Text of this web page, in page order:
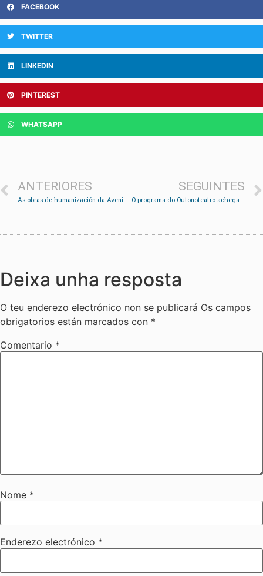
FACEBOOK
TWITTER
LINKEDIN
PINTEREST
WHATSAPP
ANTERIORES
As obras de humanización da Avenida de Vigo rematarán no verán
SEGUINTES
O programa do Outonoteatro achega sete espectáculos a Redondela
Deixa unha resposta
O teu enderezo electrónico non se publicará Os campos
obrigatorios están marcados con *
Comentario *
Nome *
Enderezo electrónico *